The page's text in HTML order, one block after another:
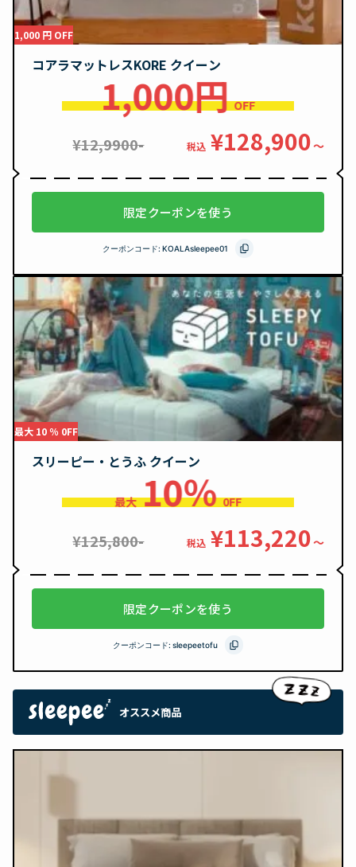
1,000 円 OFF
コアラマットレスKORE クイーン
1,000円 OFF
¥12,9900- 税込 ¥128,900〜
限定クーポンを使う
クーポンコード: KOALAsleepee01
最大 10 ％ 0FF
スリーピー・とうふ クイーン
最大 10％ 0FF
¥125,800- 税込 ¥113,220〜
限定クーポンを使う
クーポンコード: sleepeetofu
オススメ商品